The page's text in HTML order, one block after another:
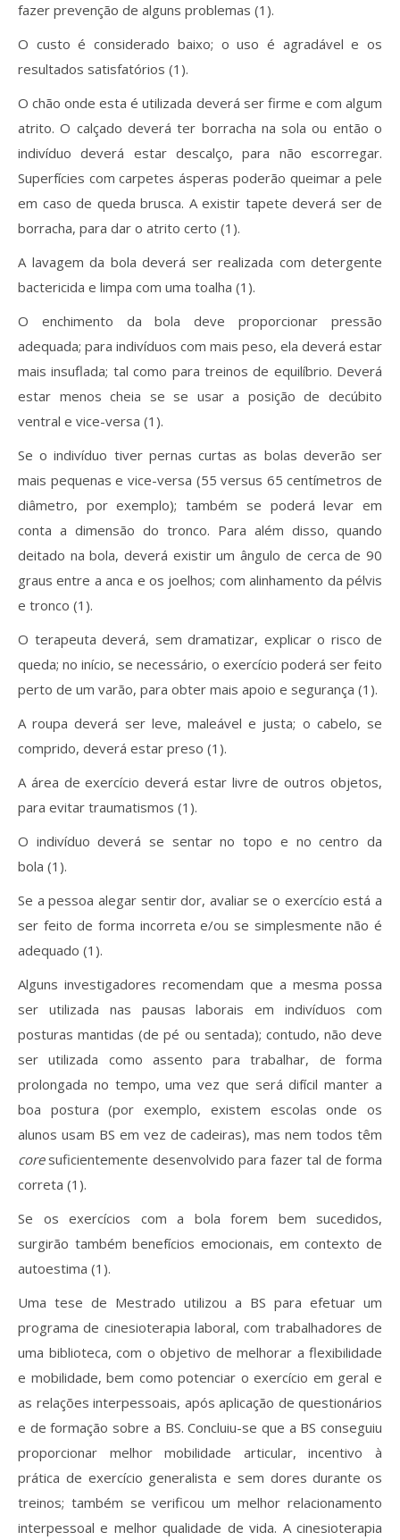
fazer prevenção de alguns problemas (1).
O custo é considerado baixo; o uso é agradável e os
resultados satisfatórios (1).
O chão onde esta é utilizada deverá ser firme e com algum
atrito. O calçado deverá ter borracha na sola ou então o
indivíduo deverá estar descalço, para não escorregar.
Superfícies com carpetes ásperas poderão queimar a pele
em caso de queda brusca. A existir tapete deverá ser de
borracha, para dar o atrito certo (1).
A lavagem da bola deverá ser realizada com detergente
bactericida e limpa com uma toalha (1).
O enchimento da bola deve proporcionar pressão
adequada; para indivíduos com mais peso, ela deverá estar
mais insuflada; tal como para treinos de equilíbrio. Deverá
estar menos cheia se se usar a posição de decúbito
ventral e vice-versa (1).
Se o indivíduo tiver pernas curtas as bolas deverão ser
mais pequenas e vice-versa (55 versus 65 centímetros de
diâmetro, por exemplo); também se poderá levar em
conta a dimensão do tronco. Para além disso, quando
deitado na bola, deverá existir um ângulo de cerca de 90
graus entre a anca e os joelhos; com alinhamento da pélvis
e tronco (1).
O terapeuta deverá, sem dramatizar, explicar o risco de
queda; no início, se necessário, o exercício poderá ser feito
perto de um varão, para obter mais apoio e segurança (1).
A roupa deverá ser leve, maleável e justa; o cabelo, se
comprido, deverá estar preso (1).
A área de exercício deverá estar livre de outros objetos,
para evitar traumatismos (1).
O indivíduo deverá se sentar no topo e no centro da
bola (1).
Se a pessoa alegar sentir dor, avaliar se o exercício está a
ser feito de forma incorreta e/ou se simplesmente não é
adequado (1).
Alguns investigadores recomendam que a mesma possa
ser utilizada nas pausas laborais em indivíduos com
posturas mantidas (de pé ou sentada); contudo, não deve
ser utilizada como assento para trabalhar, de forma
prolongada no tempo, uma vez que será difícil manter a
boa postura (por exemplo, existem escolas onde os
alunos usam BS em vez de cadeiras), mas nem todos têm
coresuficientemente desenvolvido para fazer tal de forma
correta (1).
Se os exercícios com a bola forem bem sucedidos,
surgirão também benefícios emocionais, em contexto de
autoestima (1).
Uma tese de Mestrado utilizou a BS para efetuar um
programa de cinesioterapia laboral, com trabalhadores de
uma biblioteca, com o objetivo de melhorar a flexibilidade
e mobilidade, bem como potenciar o exercício em geral e
as relações interpessoais, após aplicação de questionários
e de formação sobre a BS. Concluiu-se que a BS conseguiu
proporcionar melhor mobilidade articular, incentivo à
prática de exercício generalista e sem dores durante os
treinos; também se verificou um melhor relacionamento
interpessoal e melhor qualidade de vida. A cinesioterapia